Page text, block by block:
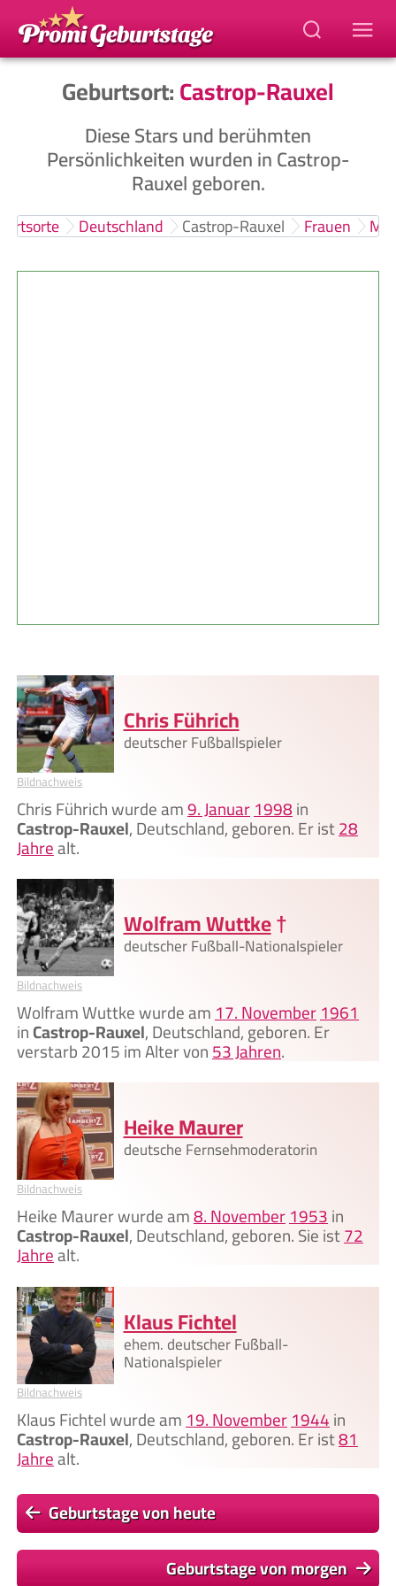
Geburtsort:Castrop-Rauxel
Diese Stars und berühmten
Persönlichkeiten wurden in Castrop-
Rauxel geboren.
Deutschland Castrop-Rauxel Frauen
Bildnachweis
Chris Führich
deutscher Fußballspieler
Chris Führich wurde am9. Januar1998in
Castrop-Rauxel, Deutschland, geboren. Er ist28
Jahrealt.
Bildnachweis
Wolfram Wuttke†
deutscher Fußball-Nationalspieler
Wolfram Wuttke wurde am17. November1961
inCastrop-Rauxel, Deutschland, geboren. Er
verstarb 2015 im Alter von53 Jahren.
Bildnachweis
Heike Maurer
deutsche Fernsehmoderatorin
Heike Maurer wurde am8. November1953in
Castrop-Rauxel, Deutschland, geboren. Sie ist72
Jahrealt.
Bildnachweis
Klaus Fichtel
ehem. deutscher Fußball-
Nationalspieler
Klaus Fichtel wurde am19. November1944in
Castrop-Rauxel, Deutschland, geboren. Er ist81
Jahrealt.
Geburtstage von heute
Geburtstage von morgen